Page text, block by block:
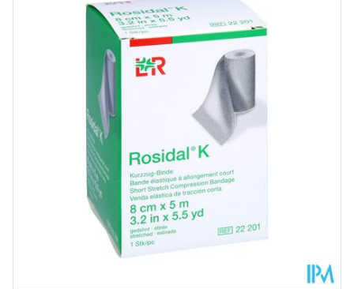
34 mm
Kamertemperatuur (15°C - 25°C)